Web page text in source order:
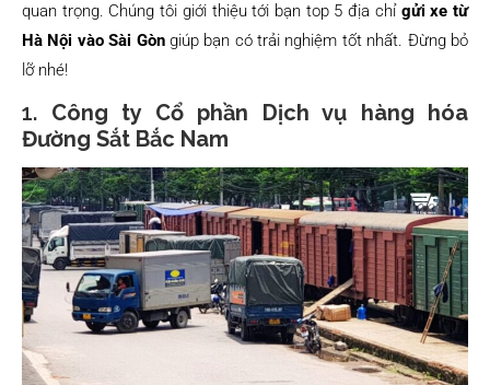
quan trọng. Chúng tôi giới thiệu tới bạn top 5 địa chỉ gửi xe từ
Hà Nội vào Sài Gòngiúp bạn có trải nghiệm tốt nhất. Đừng bỏ
lỡ nhé!
1. Công ty Cổ phần Dịch vụ hàng hóa
Đường Sắt Bắc Nam